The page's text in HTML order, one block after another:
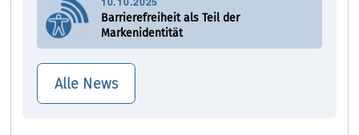
Barrierefreiheit als Teil der
Markenidentität
Alle News